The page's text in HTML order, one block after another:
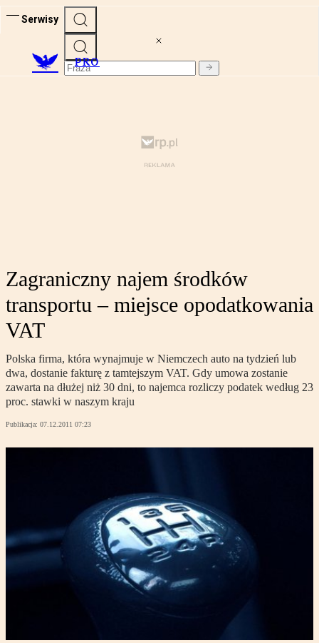
Serwisy
PRO
Zagraniczny najem środków
transportu – miejsce opodatkowania
VAT
Polska firma, która wynajmuje w Niemczech auto na tydzień lub
dwa, dostanie fakturę z tamtejszym VAT. Gdy umowa zostanie
zawarta na dłużej niż 30 dni, to najemca rozliczy podatek według 23
proc. stawki w naszym kraju
Publikacja: 07.12.2011 07:23